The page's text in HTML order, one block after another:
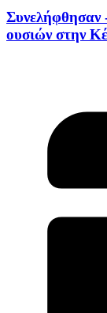
Συνελήφθησαν
ουσιών στην